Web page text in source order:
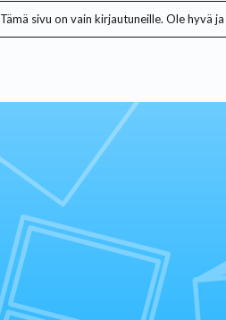
Tämä sivu on vain kirjautuneille. Ole hyvä ja